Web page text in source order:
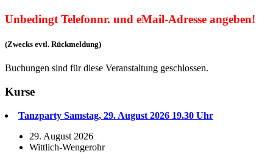
Unbedingt Telefonnr. und eMail-Adresse angeben!
(Zwecks evtl. Rückmeldung)
Buchungen sind für diese Veranstaltung geschlossen.
Kurse
Tanzparty Samstag, 29. August 2026 19.30 Uhr
29. August 2026
Wittlich-Wengerohr